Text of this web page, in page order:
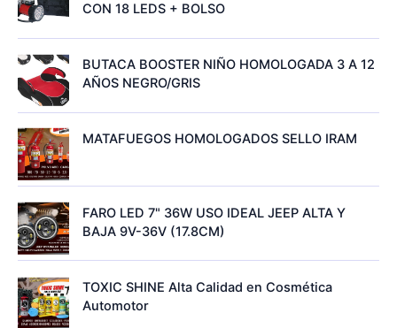
CON 18 LEDS + BOLSO
BUTACA BOOSTER NIÑO HOMOLOGADA 3 A 12
AÑOS NEGRO/GRIS
MATAFUEGOS HOMOLOGADOS SELLO IRAM
FARO LED 7" 36W USO IDEAL JEEP ALTA Y
BAJA 9V-36V (17.8CM)
TOXIC SHINE Alta Calidad en Cosmética
Automotor